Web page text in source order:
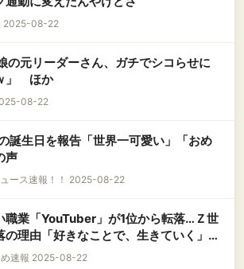
2025-08-22
の元リーダーさん、ガチでシコらせに
」 ほか
08-22
誕生日を報告「世界一可愛い」「おめ
声
ース速報！！ 2025-08-22
職業「YouTuber」が1位から転落…Ｚ世
の理由「好きなことで、生きていく」は
め速報 2025-08-22